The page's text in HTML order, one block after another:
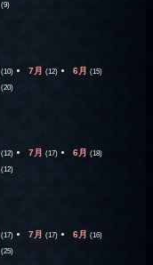
(9)
(10) 7月 (12) 6月 (15)
(20)
(12) 7月 (17) 6月 (18)
(12)
(17) 7月 (17) 6月 (16)
(25)